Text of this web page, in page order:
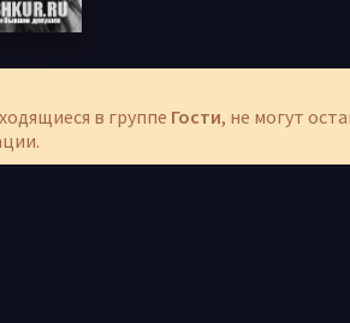
в группе Гости, не могут